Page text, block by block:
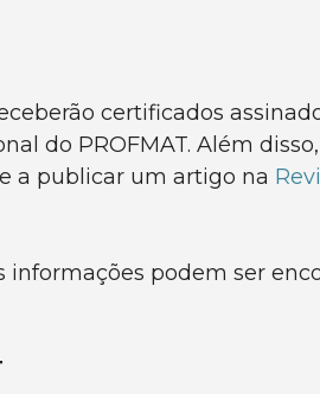
certificados
do PROFMAT. Além
a publicar um artigo na
informações podem ser